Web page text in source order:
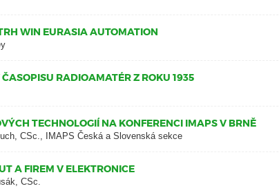
WIN EURASIA AUTOMATION
ČASOPISU RADIOAMATÉR Z ROKU 1935
TECHNOLOGIÍ NA KONFERENCI IMAPS V BRNĚ
CSc., IMAPS Česká a Slovenská sekce
A FIREM V ELEKTRONICE
CSc.